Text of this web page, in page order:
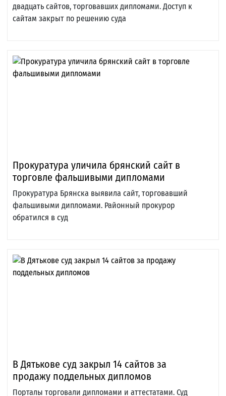
двадцать сайтов, торговавших дипломами. Доступ к
сайтам закрыт по решению суда
Прокуратура уличила брянский сайт в
торговле фальшивыми дипломами
Прокуратура Брянска выявила сайт, торговавший
фальшивыми дипломами. Районный прокурор
обратился в суд
В Дятькове суд закрыл 14 сайтов за
продажу поддельных дипломов
Порталы торговали дипломами и аттестатами. Суд